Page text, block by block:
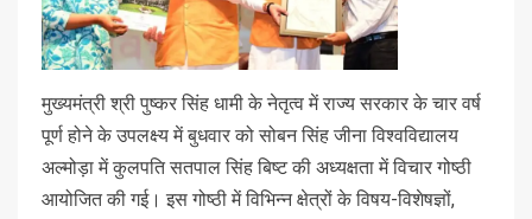
मुख्यमंत्री श्री पुष्कर सिंह धामी के नेतृत्व में राज्य सरकार के चार वर्ष
पूर्ण होने के उपलक्ष्य में बुधवार को सोबन सिंह जीना विश्वविद्यालय
अल्मोड़ा में कुलपति सतपाल सिंह बिष्ट की अध्यक्षता में विचार गोष्ठी
आयोजित की गई। इस गोष्ठी में विभिन्न क्षेत्रों के विषय-विशेषज्ञों,